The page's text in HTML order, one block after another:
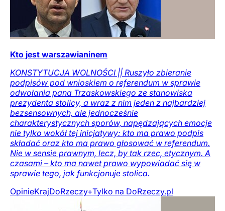
Kto jest warszawianinem
KONSTYTUCJA WOLNOŚCI || Ruszyło zbieranie
podpisów pod wnioskiem o referendum w sprawie
odwołania pana Trzaskowskiego ze stanowiska
prezydenta stolicy, a wraz z nim jeden z najbardziej
bezsensownych, ale jednocześnie
charakterystycznych sporów, napędzających emocje
nie tylko wokół tej inicjatywy: kto ma prawo podpis
składać oraz kto ma prawo głosować w referendum.
Nie w sensie prawnym, lecz, by tak rzec, etycznym. A
czasami – kto ma nawet prawo wypowiadać się w
sprawie tego, jak funkcjonuje stolica.
OpinieKrajDoRzeczy+Tylko na DoRzeczy.pl